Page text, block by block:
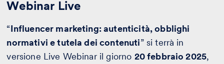
Webinar Live
“Influencer marketing: autenticità, obblighi
normativi e tutela dei contenuti” si terrà in
versione Live Webinar il giorno 20 febbraio 2025,